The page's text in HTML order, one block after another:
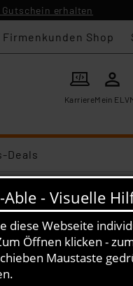
erhalten
Firmenkunden Shop
KarriereMein ELV
Deals